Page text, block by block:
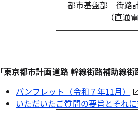
都市基盤部 街路
（直通
「東京都市計画道路 幹線街路補助線
パンフレット（令和７年11月）
いただいたご質問の要旨とそれ